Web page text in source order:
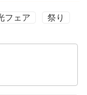
フェア 祭り